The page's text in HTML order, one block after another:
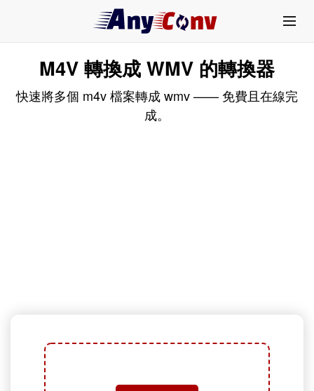
M4V 轉換成 WMV 的轉換器
快速將多個 m4v 檔案轉成 wmv —— 免費且在線完
成。